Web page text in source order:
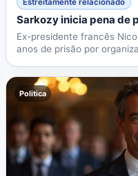
Sarkozy inicia pena de
Ex-presidente francês
anos de prisão por
Politica